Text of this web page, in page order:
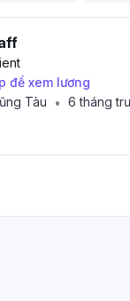
để xem lương
Tàu
• 6 tháng